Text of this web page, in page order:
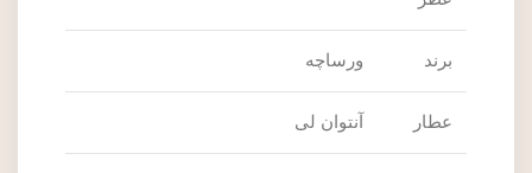
برند ورساچه
عطار آنتوان لی